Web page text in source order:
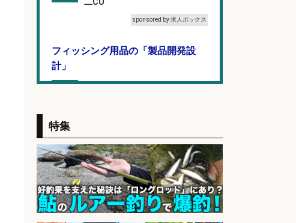
sponsored by 求人ボックス
フィッシング用品の「製品開発設
計」
会社名 メガバス株式会社
和食, 居酒屋/キッチンスタッフ/天草
の魚と馬刺しの店 キッチンスタッフ
正社員募集
会社名
天草の魚と馬刺しの店 魚粋 天草
の魚と馬刺しの店 魚粋
sponsored by 求人ボックス
特集